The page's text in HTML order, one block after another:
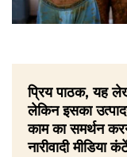
प्रिय पाठक, यह
लेकिन इसका
काम का समर्थन
नारीवादी